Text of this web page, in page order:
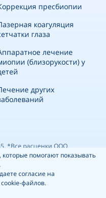
пресбиопии
коагуляция
глаза
лечение
(близорукости) у
других
*Все расценки ООО
на сайте, носят
условиях не являются
ч.2 ст. 437 ГК РФ.
совпадать с фактическим —
помогают показывать
согласие на
файлов.